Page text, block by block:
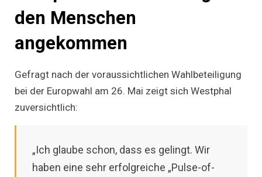
den Menschen
angekommen
Gefragt nach der voraussichtlichen Wahlbeteiligung
bei der Europwahl am 26. Mai zeigt sich Westphal
zuversichtlich:
„Ich glaube schon, dass es gelingt. Wir
haben eine sehr erfolgreiche „Pulse-of-